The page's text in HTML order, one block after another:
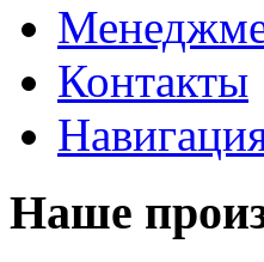
Контакты
Наше